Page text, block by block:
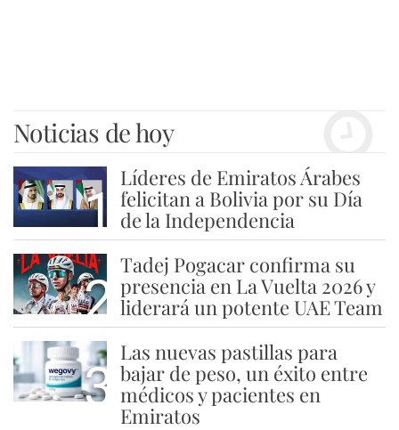
Noticias de hoy
1
Líderes de Emiratos Árabes
felicitan a Bolivia por su Día
de la Independencia
2
Tadej Pogacar confirma su
presencia en La Vuelta 2026 y
liderará un potente UAE Team
3
Las nuevas pastillas para
bajar de peso, un éxito entre
médicos y pacientes en
Emiratos